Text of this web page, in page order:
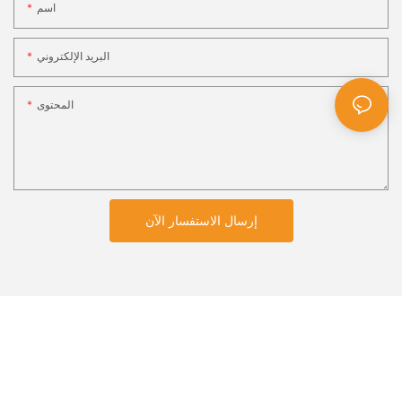
اسم
البريد الإلكتروني
المحتوى
إرسال الاستفسار الآن